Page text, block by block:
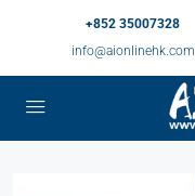
+852 35007328
info@aionlinehk.com